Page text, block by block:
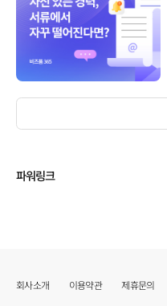
파워링크
회사소개 이용약관 제휴문의